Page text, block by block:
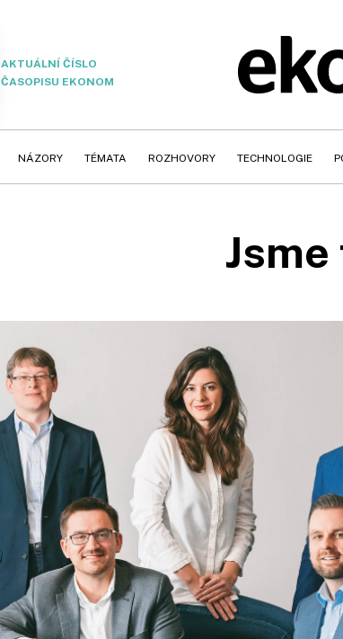
AKTUÁLNÍ ČÍSLO
ČASOPISU EKONOM
NÁZORY TÉMATA ROZHOVORY TECHNOLOGIE